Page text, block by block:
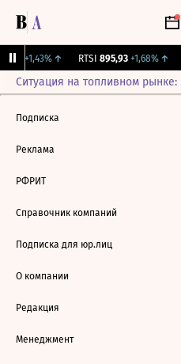
+1,43%↑ RTSI 895,93 +1,68%↑
Ситуация на топливном рынке:
Подписка
Реклама
РФРИТ
Справочник компаний
Подписка для юр.лиц
О компании
Редакция
Менеджмент